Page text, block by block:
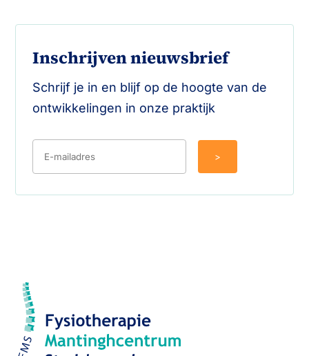
Inschrijven nieuwsbrief
Schrijf je in en blijf op de hoogte van de
ontwikkelingen in onze praktijk